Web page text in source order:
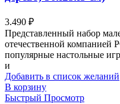
3.490 ₽
Представленный набор
отечественной компанией
популярные настольные
и
Добавить в список желаний
В корзину
Быстрый Просмотр